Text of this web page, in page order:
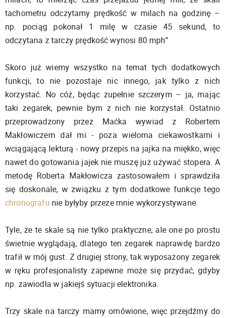
tachometru odczytamy prędkość w milach na godzinę –
np. pociąg pokonał 1 milę w czasie 45 sekund, to
odczytana z tarczy prędkość wynosi 80 mph”
Skoro już wiemy wszystko na temat tych dodatkowych
funkcji, to nie pozostaje nic innego, jak tylko z nich
korzystać. No cóż, będąc zupełnie szczerym – ja, mając
taki zegarek, pewnie bym z nich nie korzystał. Ostatnio
przeprowadzony przez Maćka wywiad z Robertem
Makłowiczem dał mi - poza wieloma ciekawostkami i
wciągającą lekturą - nowy przepis na jajka na miękko, więc
nawet do gotowania jajek nie muszę już używać stopera. A
metodę Roberta Makłowicza zastosowałem i sprawdziła
się doskonale, w związku z tym dodatkowe funkcje tego
chronografu nie byłyby przeze mnie wykorzystywane.
Tyle, że te skale są nie tylko praktyczne, ale one po prostu
świetnie wyglądają, dlatego ten zegarek naprawdę bardzo
trafił w mój gust. Z drugiej strony, tak wyposażony zegarek
w ręku profesjonalisty zapewne może się przydać, gdyby
np. zawiodła w jakiejś sytuacji elektronika.
Trzy skale na tarczy mamy omówione, więc przejdźmy do